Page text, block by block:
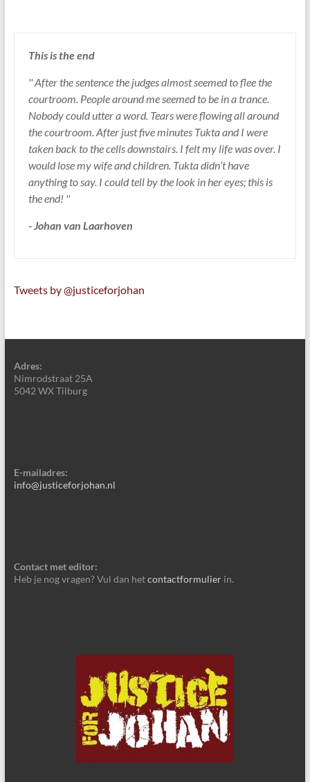
This is the end
'' After the sentence the judges almost seemed to flee the
courtroom. People around me seemed to be in a trance.
Nobody could utter a word. Tears were flowing all around
the courtroom. After just five minutes Tukta and I were
taken back to the cells downstairs. I felt my life was over. I
would lose my wife and children. Tukta didn’t have
anything to say. I could tell by the look in her eyes; this is
the end! ''
- Johan van Laarhoven
Tweets by @justiceforjohan
Adres:
Nimrodstraat 25A
5042 WX Tilburg
E-mailadres:
info@justiceforjohan.nl
Contact met editor:
Heb je nog vragen? Vul dan hetcontactformulierin.